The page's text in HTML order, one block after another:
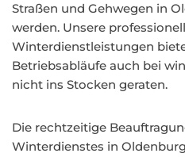
Straßen und Gehwegen in
werden. Unsere
Winterdienstleistungen
Betriebsabläufe auch bei
nicht ins Stocken geraten.
Die rechtzeitige
Winterdienstes in